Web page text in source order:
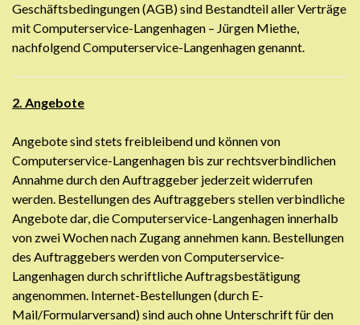
Geschäftsbedingungen (AGB) sind Bestandteil aller Verträge
mit Computerservice-Langenhagen – Jürgen Miethe,
nachfolgend Computerservice-Langenhagen genannt.
2. Angebote
Angebote sind stets freibleibend und können von
Computerservice-Langenhagen bis zur rechtsverbindlichen
Annahme durch den Auftraggeber jederzeit widerrufen
werden. Bestellungen des Auftraggebers stellen verbindliche
Angebote dar, die Computerservice-Langenhagen innerhalb
von zwei Wochen nach Zugang annehmen kann. Bestellungen
des Auftraggebers werden von Computerservice-
Langenhagen durch schriftliche Auftragsbestätigung
angenommen. Internet-Bestellungen (durch E-
Mail/Formularversand) sind auch ohne Unterschrift für den